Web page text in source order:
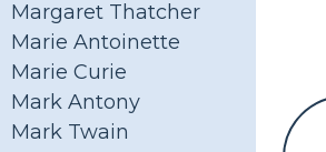
Margaret Thatcher
Marie Antoinette
Marie Curie
Mark Antony
Mark Twain